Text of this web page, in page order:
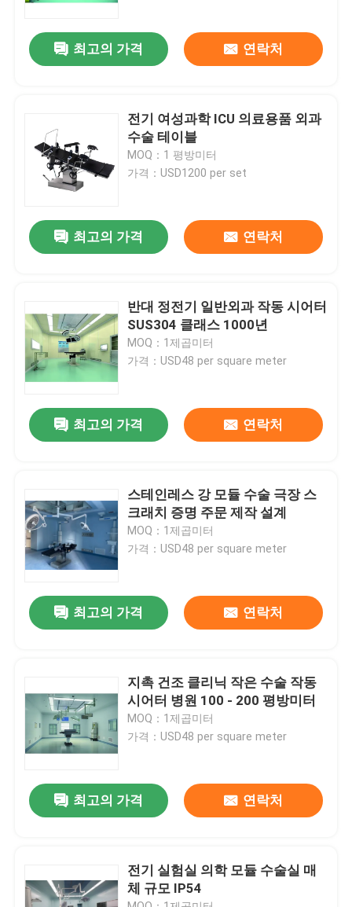
제품
우리에 대하여
공장 여행
연락주세요
뉴스
경우
모듈 무균실
최고의 가격 연락처
전기 여성과학 ICU 의료용품 외과
수술 테이블
MOQ：1 평방미터
가격：USD1200 per set
최고의 가격 연락처
반대 정전기 일반외과 작동 시어터
SUS304 클래스 1000년
MOQ：1제곱미터
가격：USD48 per square meter
최고의 가격 연락처
스테인레스 강 모듈 수술 극장 스
크래치 증명 주문 제작 설계
MOQ：1제곱미터
가격：USD48 per square meter
최고의 가격 연락처
지촉 건조 클리닉 작은 수술 작동
시어터 병원 100 - 200 평방미터
MOQ：1제곱미터
가격：USD48 per square meter
최고의 가격 연락처
전기 실험실 의학 모듈 수술실 매
체 규모 IP54